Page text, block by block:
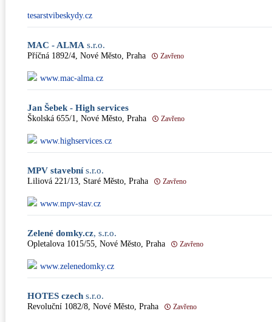
tesarstvibeskydy.cz
MAC - ALMA s.r.o.
Příčná 1892/4, Nové Město, Praha Zavřeno
www.mac-alma.cz
Jan Šebek - High services
Školská 655/1, Nové Město, Praha Zavřeno
www.highservices.cz
MPV stavebnís.r.o.
Liliová 221/13, Staré Město, Praha Zavřeno
www.mpv-stav.cz
Zelené domky.cz, s.r.o.
Opletalova 1015/55, Nové Město, Praha Zavřeno
www.zelenedomky.cz
HOTES czech s.r.o.
Revoluční 1082/8, Nové Město, Praha Zavřeno